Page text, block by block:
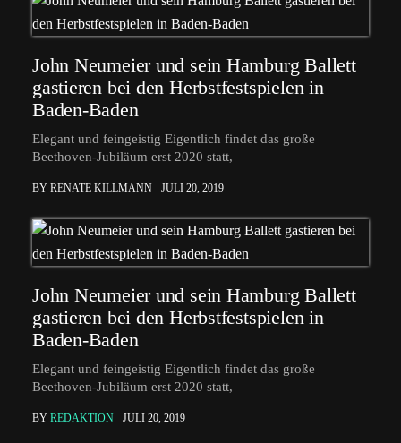
John Neumeier und sein Hamburg Ballett
gastieren bei den Herbstfestspielen in
Baden-Baden
Elegant und feingeistig Eigentlich findet das große
Beethoven-Jubiläum erst 2020 statt,
BY RENATE KILLMANN JULI 20, 2019
John Neumeier und sein Hamburg Ballett
gastieren bei den Herbstfestspielen in
Baden-Baden
Elegant und feingeistig Eigentlich findet das große
Beethoven-Jubiläum erst 2020 statt,
BY REDAKTION JULI 20, 2019